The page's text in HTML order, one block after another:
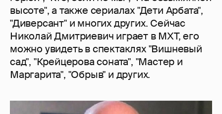
высоте", а также сериалах "Дети Арбата",
"Диверсант" и многих других. Сейчас
Николай Дмитриевич играет в МХТ, его
можно увидеть в спектаклях "Вишневый
сад", "Крейцерова соната", "Мастер и
Маргарита", "Обрыв" и других.